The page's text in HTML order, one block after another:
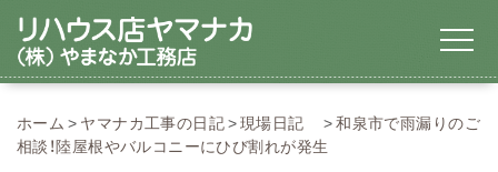
ホーム ヤマナカ工事の日記 現場日記
和泉市で雨漏りのご
相談！陸屋根やバルコニーにひび割れが発生